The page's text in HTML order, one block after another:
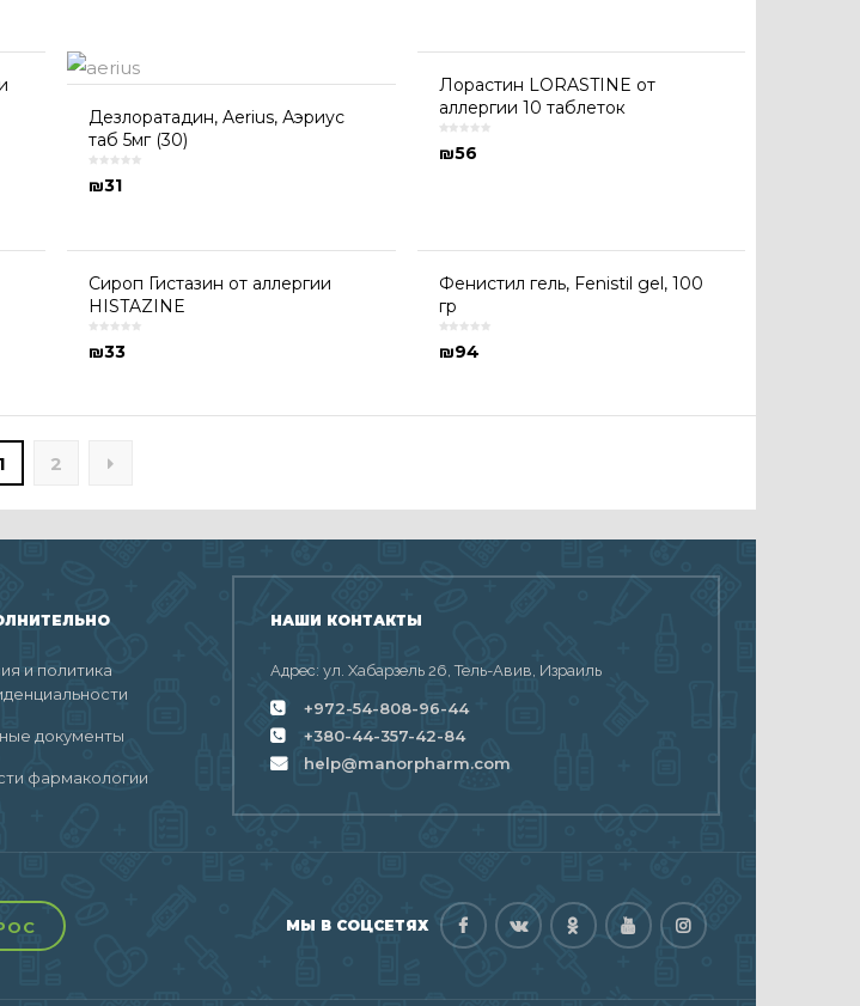
Дезлоратадин, Aerius, Аэриус
таб 5мг (30)
₪31
Лорастин LORASTINE от
аллергии 10 таблеток
₪56
Сироп Гистазин от аллергии
HISTAZINE
₪33
Фенистил гель, Fenistil gel, 100
гр
₪94
1 2
и политика
документы
фармакологии
НАШИ КОНТАКТЫ
Адрес: ул. Хабарзель 26, Тель-Авив, Израиль
+972-54-808-96-44
+380-44-357-42-84
help@manorpharm.com
МЫ В СОЦСЕТЯХ